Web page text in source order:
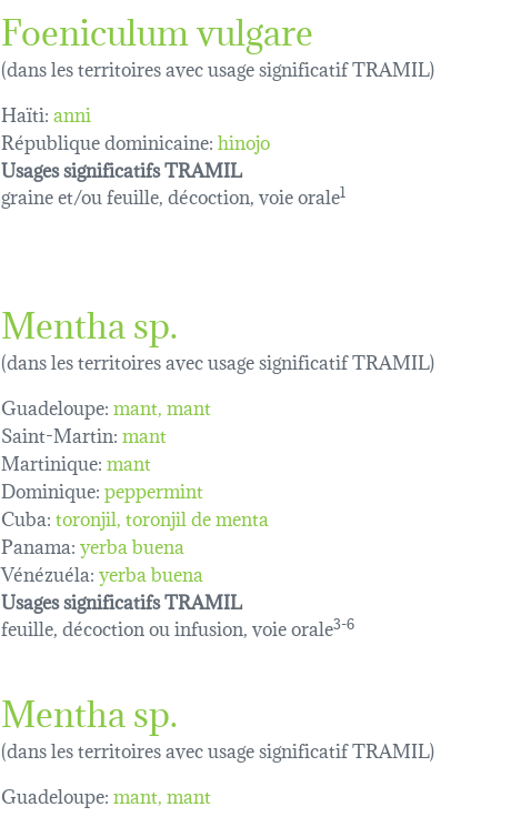
Foeniculum vulgare
(dans les territoires avec usage significatif TRAMIL)
Haïti:anni
République dominicaine:hinojo
Usages significatifs TRAMIL
graine et/ou feuille, décoction, voie orale1
Mentha sp.
(dans les territoires avec usage significatif TRAMIL)
Guadeloupe:mant mant
Saint-Martin:mant
Martinique:mant
Dominique:peppermint
Cuba:toronjil toronjil de menta
Panama:yerba buena
Vénézuéla:yerba buena
Usages significatifs TRAMIL
feuille, décoction ou infusion, voie orale3-6
Mentha sp.
(dans les territoires avec usage significatif TRAMIL)
Guadeloupe:mant mant